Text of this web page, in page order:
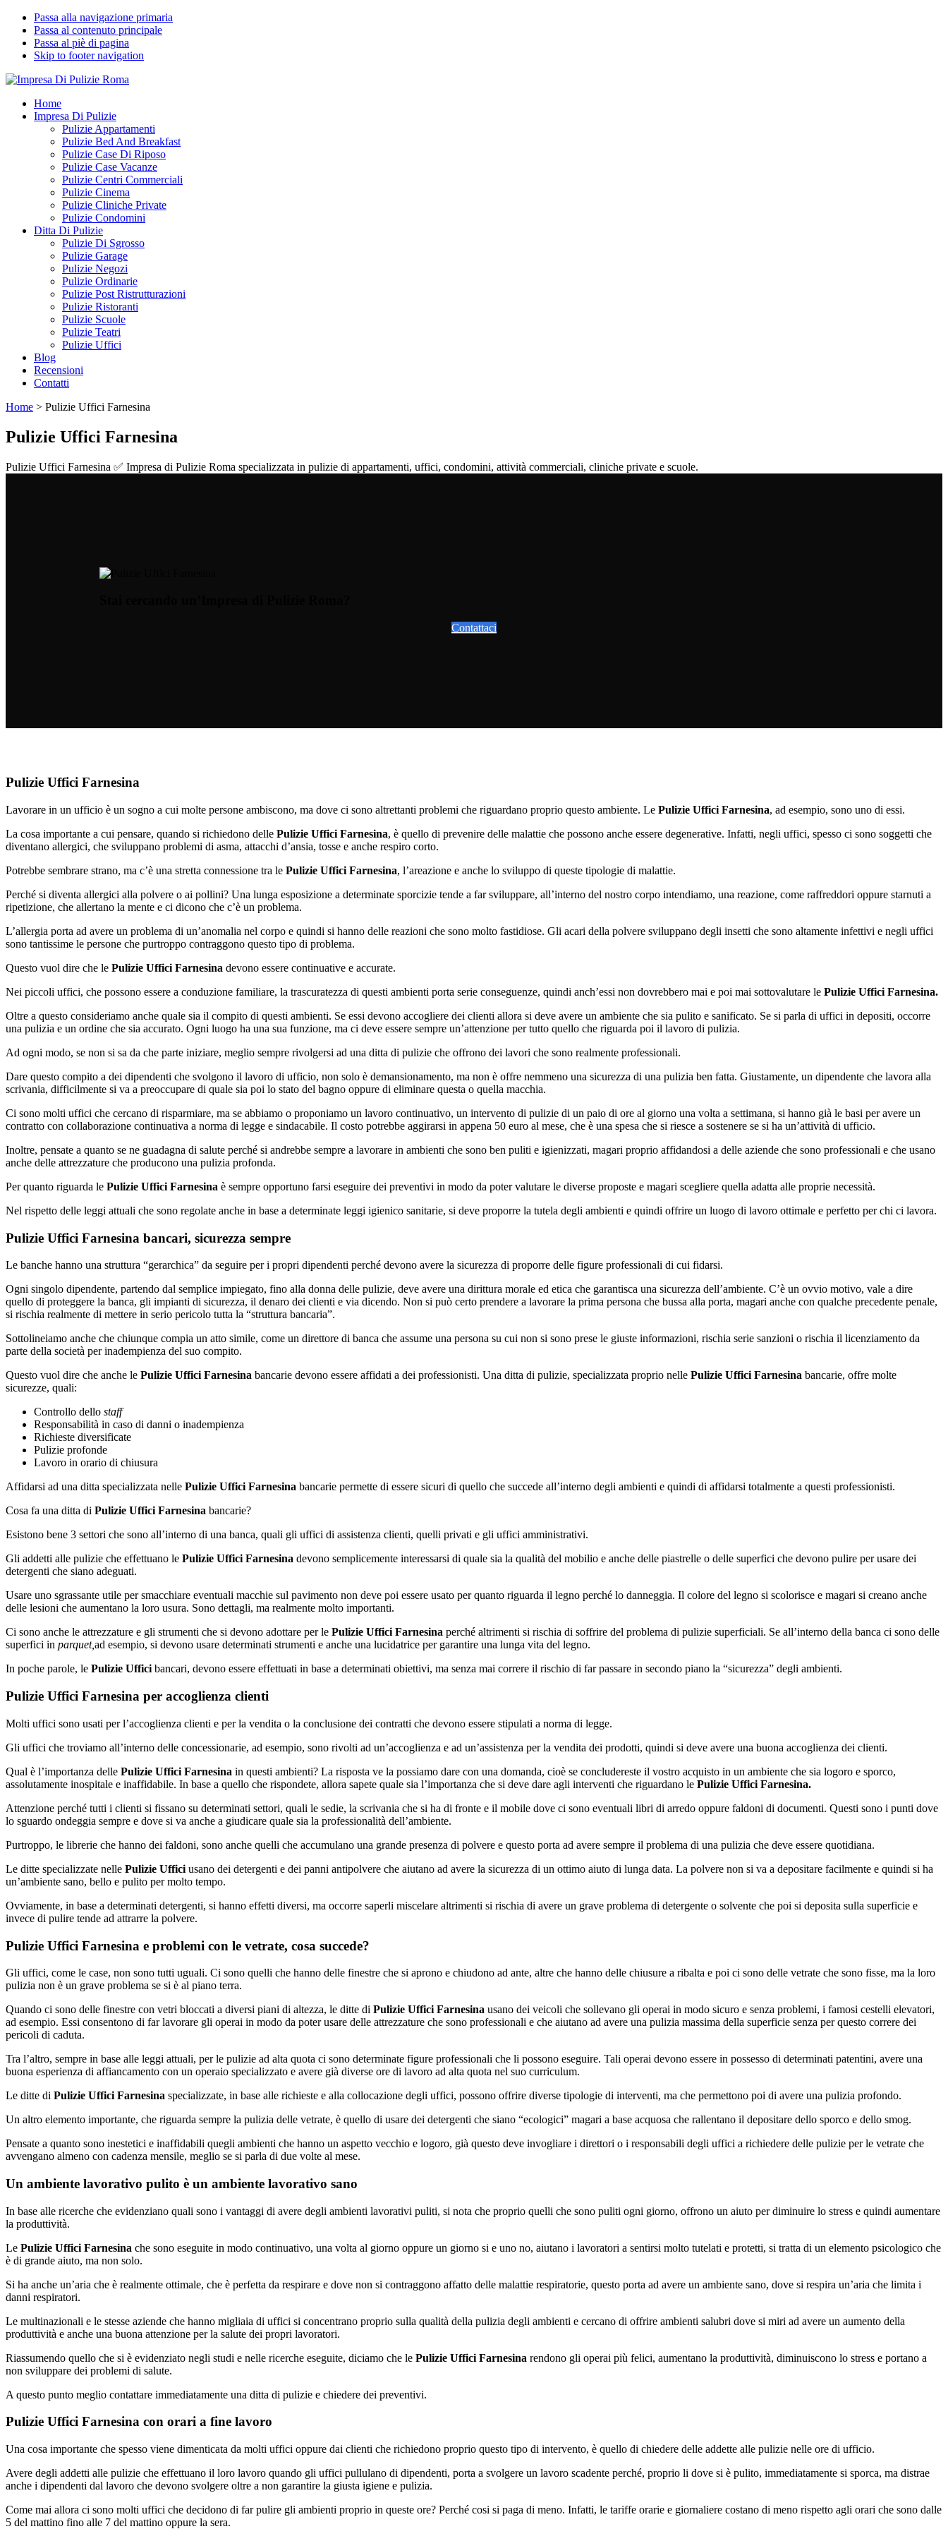
Passa alla navigazione primaria
Passa al contenuto principale
Passa al piè di pagina
Skip to footer navigation
Impresa Di Pulizie Roma
✅ Abitazioni e Attività Commerciali
Home
Impresa Di Pulizie
Pulizie Appartamenti
Pulizie Bed And Breakfast
Pulizie Case Di Riposo
Pulizie Case Vacanze
Pulizie Centri Commerciali
Pulizie Cinema
Pulizie Cliniche Private
Pulizie Condomini
Ditta Di Pulizie
Pulizie Di Sgrosso
Pulizie Garage
Pulizie Negozi
Pulizie Ordinarie
Pulizie Post Ristrutturazioni
Pulizie Ristoranti
Pulizie Scuole
Pulizie Teatri
Pulizie Uffici
Blog
Recensioni
Contatti
Home > Pulizie Uffici Farnesina
Pulizie Uffici Farnesina
Pulizie Uffici Farnesina ✅ Impresa di Pulizie Roma specializzata in pulizie di appartamenti, uffici, condomini, attività commerciali, cliniche private e scuole.
Contattaci
Pulizie Uffici Farnesina
Lavorare in un ufficio è un sogno a cui molte persone ambiscono, ma dove ci sono altrettanti problemi che riguardano proprio questo ambiente. Le Pulizie Uffici Farnesina, ad esempio, sono uno di essi.
La cosa importante a cui pensare, quando si richiedono delle Pulizie Uffici Farnesina, è quello di prevenire delle malattie che possono anche essere degenerative. Infatti, negli uffici, spesso ci sono soggetti che
diventano allergici, che sviluppano problemi di asma, attacchi d’ansia, tosse e anche respiro corto.
Potrebbe sembrare strano, ma c’è una stretta connessione tra le Pulizie Uffici Farnesina, l’areazione e anche lo sviluppo di queste tipologie di malattie.
Perché si diventa allergici alla polvere o ai pollini? Una lunga esposizione a determinate sporcizie tende a far sviluppare, all’interno del nostro corpo intendiamo, una reazione, come raffreddori oppure starnuti a
ripetizione, che allertano la mente e ci dicono che c’è un problema.
L’allergia porta ad avere un problema di un’anomalia nel corpo e quindi si hanno delle reazioni che sono molto fastidiose. Gli acari della polvere sviluppano degli insetti che sono altamente infettivi e negli uffici
sono tantissime le persone che purtroppo contraggono questo tipo di problema.
Questo vuol dire che le Pulizie Uffici Farnesina devono essere continuative e accurate.
Nei piccoli uffici, che possono essere a conduzione familiare, la trascuratezza di questi ambienti porta serie conseguenze, quindi anch’essi non dovrebbero mai e poi mai sottovalutare le Pulizie Uffici Farnesina.
Oltre a questo consideriamo anche quale sia il compito di questi ambienti. Se essi devono accogliere dei clienti allora si deve avere un ambiente che sia pulito e sanificato. Se si parla di uffici in depositi, occorre
una pulizia e un ordine che sia accurato. Ogni luogo ha una sua funzione, ma ci deve essere sempre un’attenzione per tutto quello che riguarda poi il lavoro di pulizia.
Ad ogni modo, se non si sa da che parte iniziare, meglio sempre rivolgersi ad una ditta di pulizie che offrono dei lavori che sono realmente professionali.
Dare questo compito a dei dipendenti che svolgono il lavoro di ufficio, non solo è demansionamento, ma non è offre nemmeno una sicurezza di una pulizia ben fatta. Giustamente, un dipendente che lavora alla
scrivania, difficilmente si va a preoccupare di quale sia poi lo stato del bagno oppure di eliminare questa o quella macchia.
Ci sono molti uffici che cercano di risparmiare, ma se abbiamo o proponiamo un lavoro continuativo, un intervento di pulizie di un paio di ore al giorno una volta a settimana, si hanno già le basi per avere un
contratto con collaborazione continuativa a norma di legge e sindacabile. Il costo potrebbe aggirarsi in appena 50 euro al mese, che è una spesa che si riesce a sostenere se si ha un’attività di ufficio.
Inoltre, pensate a quanto se ne guadagna di salute perché si andrebbe sempre a lavorare in ambienti che sono ben puliti e igienizzati, magari proprio affidandosi a delle aziende che sono professionali e che usano
anche delle attrezzature che producono una pulizia profonda.
Per quanto riguarda le Pulizie Uffici Farnesina è sempre opportuno farsi eseguire dei preventivi in modo da poter valutare le diverse proposte e magari scegliere quella adatta alle proprie necessità.
Nel rispetto delle leggi attuali che sono regolate anche in base a determinate leggi igienico sanitarie, si deve proporre la tutela degli ambienti e quindi offrire un luogo di lavoro ottimale e perfetto per chi ci lavora.
Pulizie Uffici Farnesina bancari, sicurezza sempre
Le banche hanno una struttura “gerarchica” da seguire per i propri dipendenti perché devono avere la sicurezza di proporre delle figure professionali di cui fidarsi.
Ogni singolo dipendente, partendo dal semplice impiegato, fino alla donna delle pulizie, deve avere una dirittura morale ed etica che garantisca una sicurezza dell’ambiente. C’è un ovvio motivo, vale a dire
quello di proteggere la banca, gli impianti di sicurezza, il denaro dei clienti e via dicendo. Non si può certo prendere a lavorare la prima persona che bussa alla porta, magari anche con qualche precedente penale,
si rischia realmente di mettere in serio pericolo tutta la “struttura bancaria”.
Sottolineiamo anche che chiunque compia un atto simile, come un direttore di banca che assume una persona su cui non si sono prese le giuste informazioni, rischia serie sanzioni o rischia il licenziamento da
parte della società per inadempienza del suo compito.
Questo vuol dire che anche le Pulizie Uffici Farnesina bancarie devono essere affidati a dei professionisti. Una ditta di pulizie, specializzata proprio nelle Pulizie Uffici Farnesina bancarie, offre molte
sicurezze, quali:
Controllo dello staff
Responsabilità in caso di danni o inadempienza
Richieste diversificate
Pulizie profonde
Lavoro in orario di chiusura
Affidarsi ad una ditta specializzata nelle Pulizie Uffici Farnesina bancarie permette di essere sicuri di quello che succede all’interno degli ambienti e quindi di affidarsi totalmente a questi professionisti.
Cosa fa una ditta di Pulizie Uffici Farnesina bancarie?
Esistono bene 3 settori che sono all’interno di una banca, quali gli uffici di assistenza clienti, quelli privati e gli uffici amministrativi.
Gli addetti alle pulizie che effettuano le Pulizie Uffici Farnesina devono semplicemente interessarsi di quale sia la qualità del mobilio e anche delle piastrelle o delle superfici che devono pulire per usare dei
detergenti che siano adeguati.
Usare uno sgrassante utile per smacchiare eventuali macchie sul pavimento non deve poi essere usato per quanto riguarda il legno perché lo danneggia. Il colore del legno si scolorisce e magari si creano anche
delle lesioni che aumentano la loro usura. Sono dettagli, ma realmente molto importanti.
Ci sono anche le attrezzature e gli strumenti che si devono adottare per le Pulizie Uffici Farnesina perché altrimenti si rischia di soffrire del problema di pulizie superficiali. Se all’interno della banca ci sono delle
superfici in parquet,ad esempio, si devono usare determinati strumenti e anche una lucidatrice per garantire una lunga vita del legno.
In poche parole, le Pulizie Uffici bancari, devono essere effettuati in base a determinati obiettivi, ma senza mai correre il rischio di far passare in secondo piano la “sicurezza” degli ambienti.
Pulizie Uffici Farnesina per accoglienza clienti
Molti uffici sono usati per l’accoglienza clienti e per la vendita o la conclusione dei contratti che devono essere stipulati a norma di legge.
Gli uffici che troviamo all’interno delle concessionarie, ad esempio, sono rivolti ad un’accoglienza e ad un’assistenza per la vendita dei prodotti, quindi si deve avere una buona accoglienza dei clienti.
Qual è l’importanza delle Pulizie Uffici Farnesina in questi ambienti? La risposta ve la possiamo dare con una domanda, cioè se concludereste il vostro acquisto in un ambiente che sia logoro e sporco,
assolutamente inospitale e inaffidabile. In base a quello che rispondete, allora sapete quale sia l’importanza che si deve dare agli interventi che riguardano le Pulizie Uffici Farnesina.
Attenzione perché tutti i clienti si fissano su determinati settori, quali le sedie, la scrivania che si ha di fronte e il mobile dove ci sono eventuali libri di arredo oppure faldoni di documenti. Questi sono i punti dove
lo sguardo ondeggia sempre e dove si va anche a giudicare quale sia la professionalità dell’ambiente.
Purtroppo, le librerie che hanno dei faldoni, sono anche quelli che accumulano una grande presenza di polvere e questo porta ad avere sempre il problema di una pulizia che deve essere quotidiana.
Le ditte specializzate nelle Pulizie Uffici usano dei detergenti e dei panni antipolvere che aiutano ad avere la sicurezza di un ottimo aiuto di lunga data. La polvere non si va a depositare facilmente e quindi si ha
un’ambiente sano, bello e pulito per molto tempo.
Ovviamente, in base a determinati detergenti, si hanno effetti diversi, ma occorre saperli miscelare altrimenti si rischia di avere un grave problema di detergente o solvente che poi si deposita sulla superficie e
invece di pulire tende ad attrarre la polvere.
Pulizie Uffici Farnesina e problemi con le vetrate, cosa succede?
Gli uffici, come le case, non sono tutti uguali. Ci sono quelli che hanno delle finestre che si aprono e chiudono ad ante, altre che hanno delle chiusure a ribalta e poi ci sono delle vetrate che sono fisse, ma la loro
pulizia non è un grave problema se si è al piano terra.
Quando ci sono delle finestre con vetri bloccati a diversi piani di altezza, le ditte di Pulizie Uffici Farnesina usano dei veicoli che sollevano gli operai in modo sicuro e senza problemi, i famosi cestelli elevatori,
ad esempio. Essi consentono di far lavorare gli operai in modo da poter usare delle attrezzature che sono professionali e che aiutano ad avere una pulizia massima della superficie senza per questo correre dei
pericoli di caduta.
Tra l’altro, sempre in base alle leggi attuali, per le pulizie ad alta quota ci sono determinate figure professionali che li possono eseguire. Tali operai devono essere in possesso di determinati patentini, avere una
buona esperienza di affiancamento con un operaio specializzato e avere già diverse ore di lavoro ad alta quota nel suo curriculum.
Le ditte di Pulizie Uffici Farnesina specializzate, in base alle richieste e alla collocazione degli uffici, possono offrire diverse tipologie di interventi, ma che permettono poi di avere una pulizia profondo.
Un altro elemento importante, che riguarda sempre la pulizia delle vetrate, è quello di usare dei detergenti che siano “ecologici” magari a base acquosa che rallentano il depositare dello sporco e dello smog.
Pensate a quanto sono inestetici e inaffidabili quegli ambienti che hanno un aspetto vecchio e logoro, già questo deve invogliare i direttori o i responsabili degli uffici a richiedere delle pulizie per le vetrate che
avvengano almeno con cadenza mensile, meglio se si parla di due volte al mese.
Un ambiente lavorativo pulito è un ambiente lavorativo sano
In base alle ricerche che evidenziano quali sono i vantaggi di avere degli ambienti lavorativi puliti, si nota che proprio quelli che sono puliti ogni giorno, offrono un aiuto per diminuire lo stress e quindi aumentare
la produttività.
Le Pulizie Uffici Farnesina che sono eseguite in modo continuativo, una volta al giorno oppure un giorno si e uno no, aiutano i lavoratori a sentirsi molto tutelati e protetti, si tratta di un elemento psicologico che
è di grande aiuto, ma non solo.
Si ha anche un’aria che è realmente ottimale, che è perfetta da respirare e dove non si contraggono affatto delle malattie respiratorie, questo porta ad avere un ambiente sano, dove si respira un’aria che limita i
danni respiratori.
Le multinazionali e le stesse aziende che hanno migliaia di uffici si concentrano proprio sulla qualità della pulizia degli ambienti e cercano di offrire ambienti salubri dove si miri ad avere un aumento della
produttività e anche una buona attenzione per la salute dei propri lavoratori.
Riassumendo quello che si è evidenziato negli studi e nelle ricerche eseguite, diciamo che le Pulizie Uffici Farnesina rendono gli operai più felici, aumentano la produttività, diminuiscono lo stress e portano a
non sviluppare dei problemi di salute.
A questo punto meglio contattare immediatamente una ditta di pulizie e chiedere dei preventivi.
Pulizie Uffici Farnesina con orari a fine lavoro
Una cosa importante che spesso viene dimenticata da molti uffici oppure dai clienti che richiedono proprio questo tipo di intervento, è quello di chiedere delle addette alle pulizie nelle ore di ufficio.
Avere degli addetti alle pulizie che effettuano il loro lavoro quando gli uffici pullulano di dipendenti, porta a svolgere un lavoro scadente perché, proprio li dove si è pulito, immediatamente si sporca, ma distrae
anche i dipendenti dal lavoro che devono svolgere oltre a non garantire la giusta igiene e pulizia.
Come mai allora ci sono molti uffici che decidono di far pulire gli ambienti proprio in queste ore? Perché cosi si paga di meno. Infatti, le tariffe orarie e giornaliere costano di meno rispetto agli orari che sono dalle
5 del mattino fino alle 7 del mattino oppure la sera.